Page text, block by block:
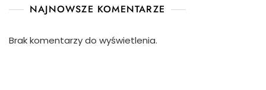
NAJNOWSZE KOMENTARZE
Brak komentarzy do wyświetlenia.